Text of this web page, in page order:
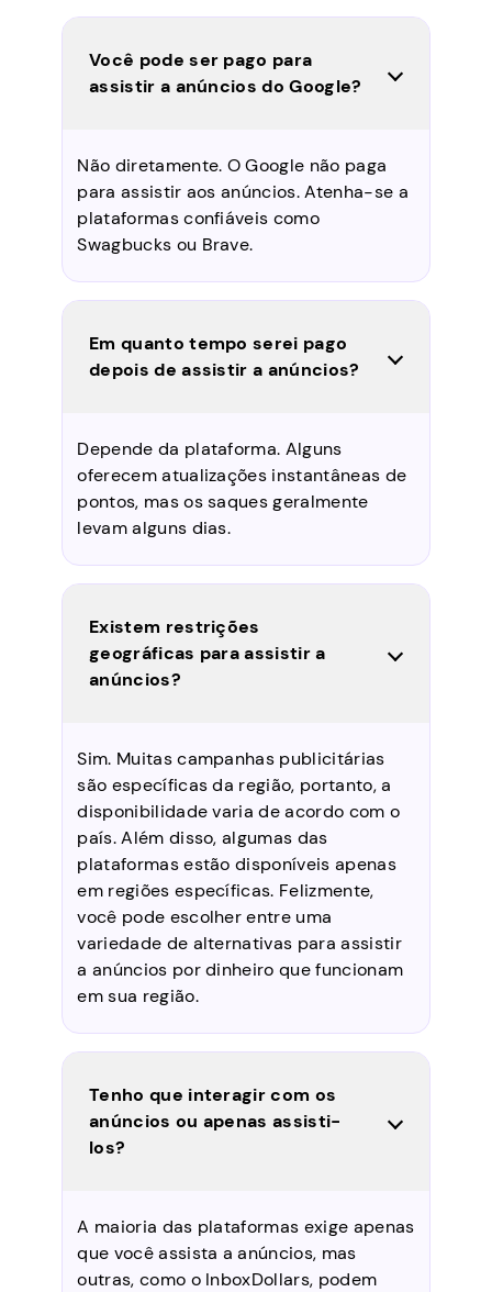
Você pode ser pago para
assistir a anúncios do Google?
Não diretamente. O Google não paga
para assistir aos anúncios. Atenha-se a
plataformas confiáveis como
Swagbucks ou Brave.
Em quanto tempo serei pago
depois de assistir a anúncios?
Depende da plataforma. Alguns
oferecem atualizações instantâneas de
pontos, mas os saques geralmente
levam alguns dias.
Existem restrições
geográficas para assistir a
anúncios?
Sim. Muitas campanhas publicitárias
são específicas da região, portanto, a
disponibilidade varia de acordo com o
país. Além disso, algumas das
plataformas estão disponíveis apenas
em regiões específicas. Felizmente,
você pode escolher entre uma
variedade de alternativas para assistir
a anúncios por dinheiro que funcionam
em sua região.
Tenho que interagir com os
anúncios ou apenas assisti-
los?
A maioria das plataformas exige apenas
que você assista a anúncios, mas
outras, como o InboxDollars, podem